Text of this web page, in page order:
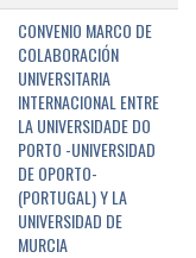
CONVENIO MARCO DE
COLABORACIÓN
UNIVERSITARIA
INTERNACIONAL ENTRE
LA UNIVERSIDADE DO
PORTO -UNIVERSIDAD
DE OPORTO-
(PORTUGAL) Y LA
UNIVERSIDAD DE
MURCIA